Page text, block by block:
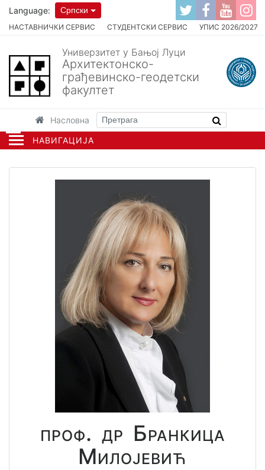
НАВИГАЦИЈА
НАСТАВНИЧКИ СЕРВИС СТУДЕНТСКИ СЕРВИС УПИС 2026/2027
Language: Српски
Универзитет у Бањој Луци
Архитектонско-
грађевинско-геодетски
факултет
Насловна
проф. др Бранкица
Милојевић